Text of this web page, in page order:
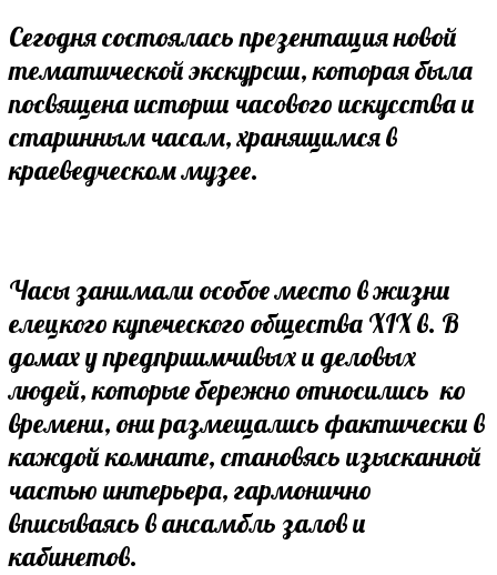
Сегодня состоялась презентация новой
тематической экскурсии, которая была
посвящена истории часового искусства и
старинным часам, хранящимся в
краеведческом музее.
Часы занимали особое место в жизни
елецкого купеческого общества XIX в. В
домах у предприимчивых и деловых
людей, которые бережно относились ко
времени, они размещались фактически в
каждой комнате, становясь изысканной
частью интерьера, гармонично
вписываясь в ансамбль залов и
кабинетов.